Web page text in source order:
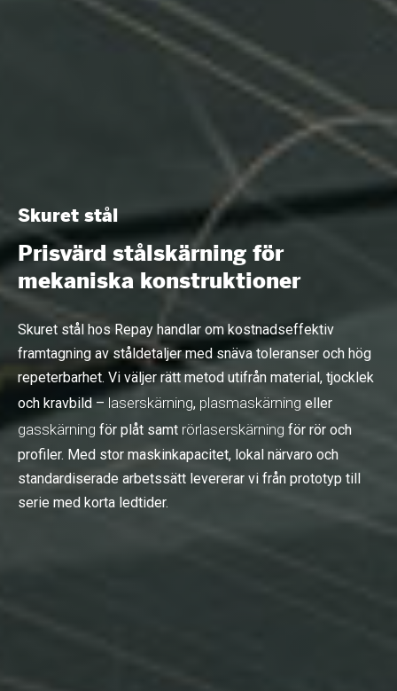
Skuret stål
Prisvärd stålskärning för
mekaniska konstruktioner
Skuret stål hos Repay handlar om kostnadseffektiv
framtagning av ståldetaljer med snäva toleranser och hög
repeterbarhet. Vi väljer rätt metod utifrån material, tjocklek
och kravbild – laserskärning, plasmaskärning eller
gasskärning för plåt samt rörlaserskärning för rör och
profiler. Med stor maskinkapacitet, lokal närvaro och
standardiserade arbetssätt levererar vi från prototyp till
serie med korta ledtider.